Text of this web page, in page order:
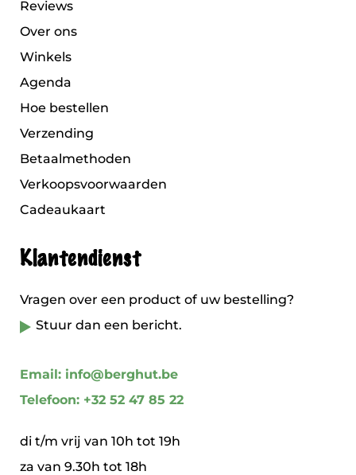
Reviews
Over ons
Winkels
Agenda
Hoe bestellen
Verzending
Betaalmethoden
Verkoopsvoorwaarden
Cadeaukaart
Klantendienst
Vragen over een product of uw bestelling?
Stuur dan een bericht.
Email: info@berghut.be
Telefoon: +32 52 47 85 22
di t/m vrij van 10h tot 19h
za van 9.30h tot 18h